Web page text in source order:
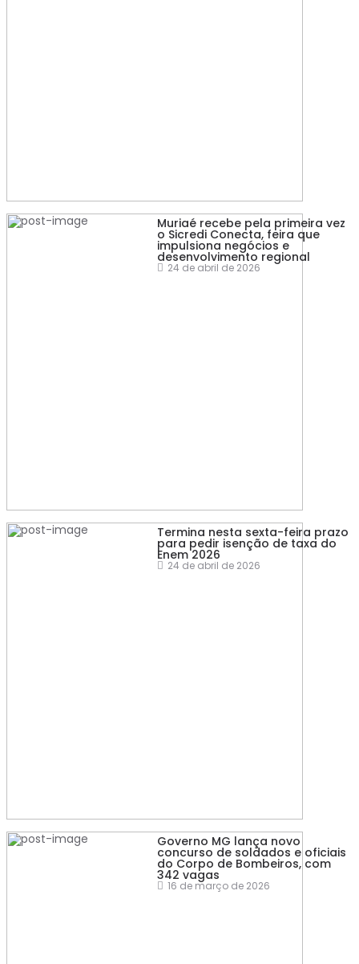
Muriaé recebe pela primeira vez
o Sicredi Conecta, feira que
impulsiona negócios e
desenvolvimento regional
24 de abril de 2026
Termina nesta sexta-feira prazo
para pedir isenção de taxa do
Enem 2026
24 de abril de 2026
Governo MG lança novo
concurso de soldados e oficiais
do Corpo de Bombeiros, com
342 vagas
16 de março de 2026